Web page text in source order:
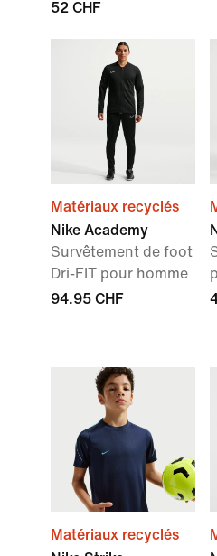
52 CHF
Matériaux recyclés
Nike Academy
Survêtement de foot
Dri-FIT pour homme
94.95 CHF
Matériaux recyclés